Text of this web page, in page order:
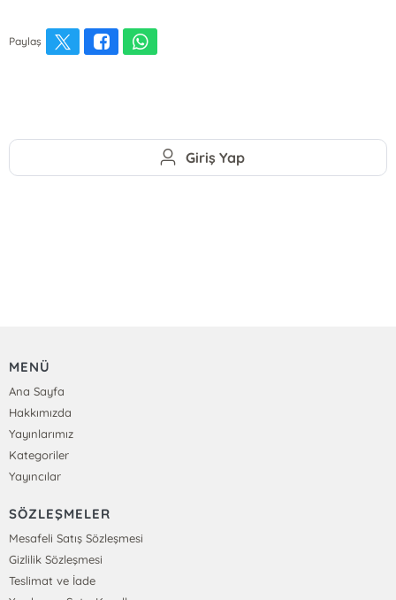
Paylaş
Giriş Yap
MENÜ
Ana Sayfa
Hakkımızda
Yayınlarımız
Kategoriler
Yayıncılar
SÖZLEŞMELER
Mesafeli Satış Sözleşmesi
Gizlilik Sözleşmesi
Teslimat ve İade